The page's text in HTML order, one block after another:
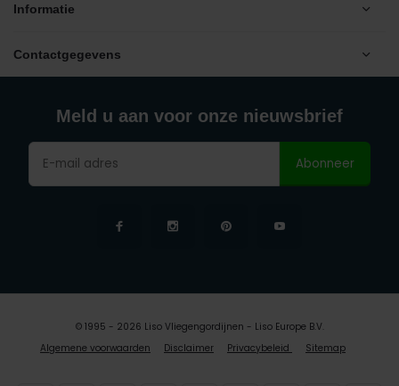
Informatie
Contactgegevens
Meld u aan voor onze nieuwsbrief
Abonneer
Algemene voorwaarden Disclaimer Privacybeleid Sitemap
© 1995 - 2026 Liso Vliegengordijnen - Liso Europe B.V.